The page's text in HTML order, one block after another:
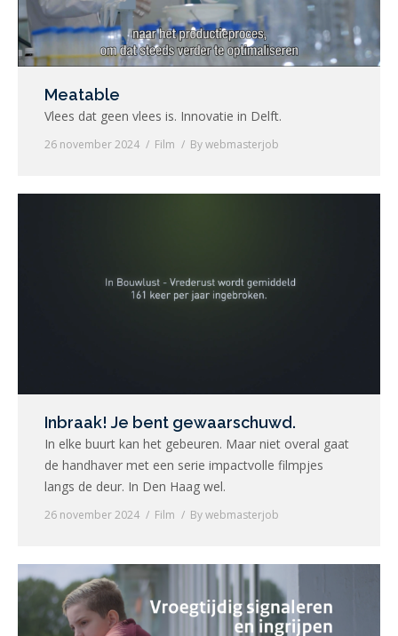
Meatable
Vlees dat geen vlees is. Innovatie in Delft.
26 november 2024 Film Bywebmasterjob
Inbraak! Je bent gewaarschuwd.
In elke buurt kan het gebeuren. Maar niet overal gaat
de handhaver met een serie impactvolle filmpjes
langs de deur. In Den Haag wel.
26 november 2024 Film Bywebmasterjob